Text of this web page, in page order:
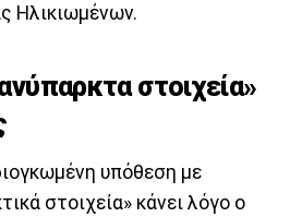
Ηλικιωμένων.
στοιχεία»
υπόθεση με
στοιχεία» κάνει λόγο ο